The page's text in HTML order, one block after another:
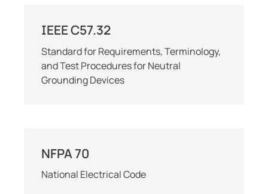
IEEE C57.32
Standard for Requirements, Terminology,
and Test Procedures for Neutral
Grounding Devices
NFPA 70
National Electrical Code